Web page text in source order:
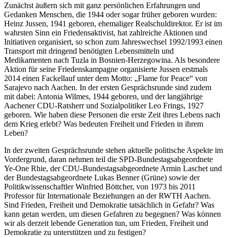
Zunächst äußern sich mit ganz persönlichen Erfahrungen und
Gedanken Menschen, die 1944 oder sogar früher geboren wurden:
Heinz Jussen, 1941 geboren, ehemaliger Realschuldirektor. Er ist im
wahrsten Sinn ein Friedensaktivist, hat zahlreiche Aktionen und
Initiativen organisiert, so schon zum Jahreswechsel 1992/1993 einen
Transport mit dringend benötigten Lebensmitteln und
Medikamenten nach Tuzla in Bosnien-Herzegowina. Als besondere
Aktion für seine Friedenskampagne organisierte Jussen erstmals
2014 einen Fackellauf unter dem Motto: „Flame for Peace“ von
Sarajevo nach Aachen. In der ersten Gesprächsrunde sind zudem
mit dabei: Antonia Wilmes, 1944 geboren, und der langjährige
Aachener CDU-Ratsherr und Sozialpolitiker Leo Frings, 1927
geboren. Wie haben diese Personen die erste Zeit ihres Lebens nach
dem Krieg erlebt? Was bedeuten Freiheit und Frieden in ihrem
Leben?
In der zweiten Gesprächsrunde stehen aktuelle politische Aspekte im
Vordergrund, daran nehmen teil die SPD-Bundestagsabgeordnete
Ye-One Rhie, der CDU-Bundestagsabgeordnete Armin Laschet und
der Bundestagsabgeordnete Lukas Benner (Grüne) sowie der
Politikwissenschaftler Winfried Böttcher, von 1973 bis 2011
Professor für Internationale Beziehungen an der RWTH Aachen.
Sind Frieden, Freiheit und Demokratie tatsächlich in Gefahr? Was
kann getan werden, um diesen Gefahren zu begegnen? Was können
wir als derzeit lebende Generation tun, um Frieden, Freiheit und
Demokratie zu unterstützen und zu festigen?